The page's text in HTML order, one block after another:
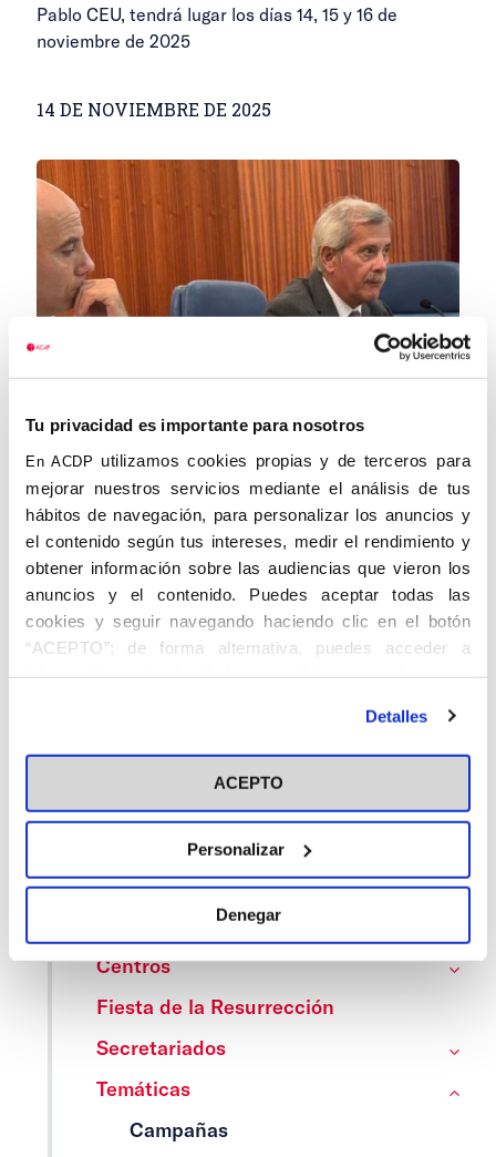
Tu privacidad es importante para nosotros
En ACDP utilizamos cookies propias y de terceros para
mejorar nuestros servicios mediante el análisis de tus
hábitos de navegación, para personalizar los anuncios y
el contenido según tus intereses, medir el rendimiento y
obtener información sobre las audiencias que vieron los
anuncios y el contenido. Puedes aceptar todas las
cookies y seguir navegando haciendo clic en el botón
“ACEPTO”; de forma alternativa, puedes acceder a
información más detallada y cambiar tus preferencias
en el botón "Personalizar". Para más información puedes
visitar nuestra Política de Cookies
Detalles
ACEPTO
Personalizar
Denegar
Pablo CEU, tendrá lugar los días 14, 15 y 16 de
noviembre de 2025
14 DE NOVIEMBRE DE 2025
Jerez inaugura el curso con la
conferencia ‘Periodismo recalcitrante:
¿La Iglesia perseguida en los medios?’
Gutiérrez analizó el tratamiento informativo que los
medios generalistas, incluyendo prensa, radio,
televisión e internet, dan a la fe católica
24 DE OCTUBRE DE 2025
Categorías
Centros
Fiesta de la Resurrección
Secretariados
Temáticas
Campañas